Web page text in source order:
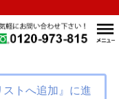
トへ追加』に進